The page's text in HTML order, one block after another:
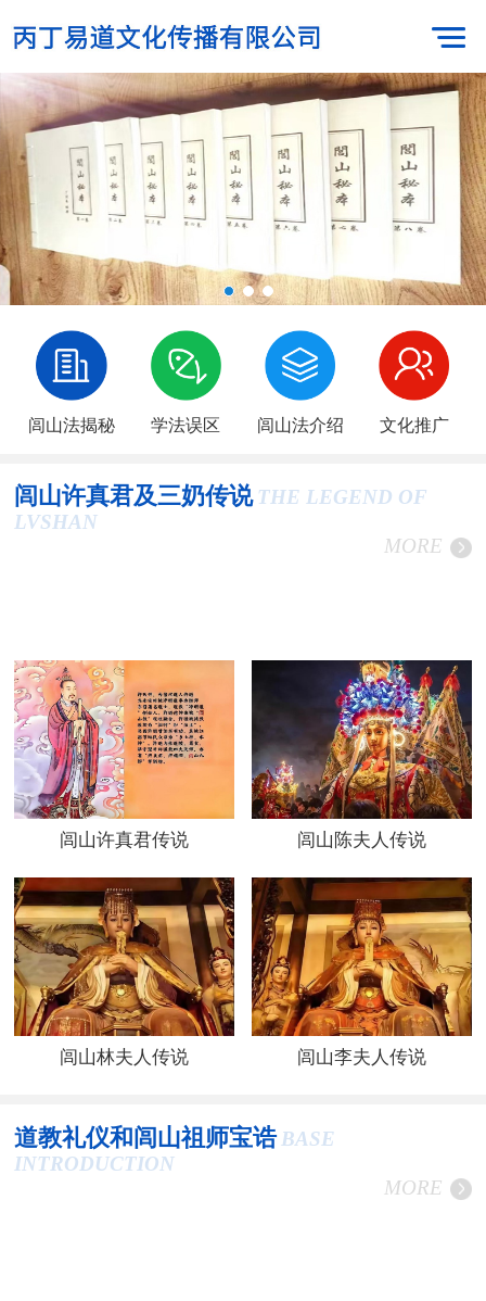
闾山法揭秘 学法误区 闾山法介绍 文化推广
闾山许真君及三奶传说 THE LEGEND OF
LVSHAN
MORE
闾山许真君传说 闾山陈夫人传说
闾山林夫人传说 闾山李夫人传说
道教礼仪和闾山祖师宝诰 BASE
INTRODUCTION
MORE